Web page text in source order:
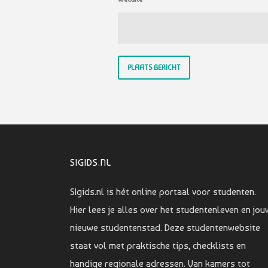
SIGIDS.NL
SIgids.nl is hét online portaal voor studenten.
Hier lees je alles over het studentenleven en
nieuwe studentenstad. Deze studentenwebsite
staat vol met praktische tips, checklists en
handige regionale adressen. Van kamers tot